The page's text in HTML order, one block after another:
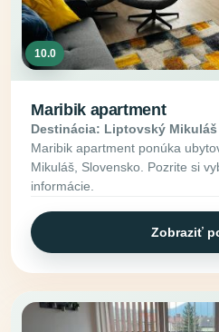
10.0
Maribik apartment
Destinácia: Liptovský Mikuláš
Maribik apartment ponúka
Mikuláš, Slovensko. Pozrite si
informácie.
Zobraziť